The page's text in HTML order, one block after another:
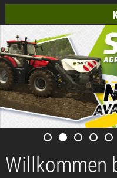
Willkommen